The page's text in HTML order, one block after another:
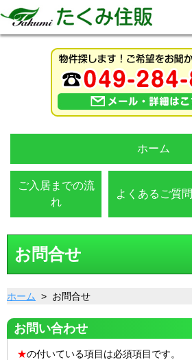
ホーム
ご入居までの流
れ
よくあるご質問
お問合せ
ホーム > お問合せ
お問い合わせ
★の付いている項目は必須項目です。